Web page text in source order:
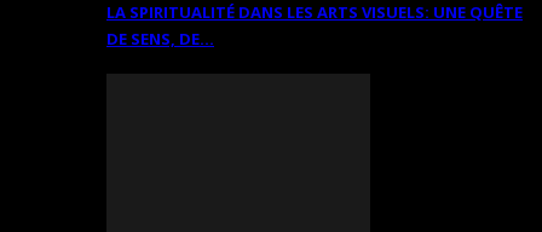
LA SPIRITUALITÉ DANS LES ARTS VISUELS: UNE QUÊTE
DE SENS, DE…